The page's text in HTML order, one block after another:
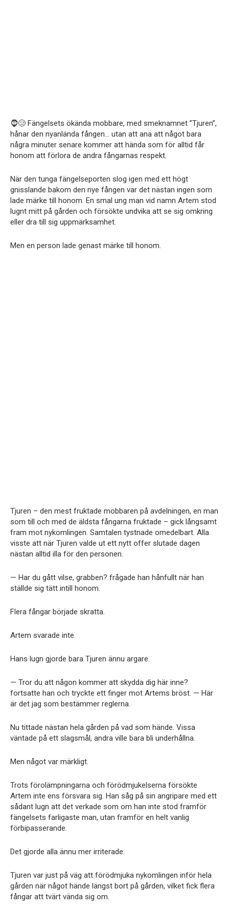
🧔😢 Fängelsets ökända mobbare, med smeknamnet ”Tjuren”,
hånar den nyanlända fången… utan att ana att något bara
några minuter senare kommer att hända som för alltid får
honom att förlora de andra fångarnas respekt.
När den tunga fängelseporten slog igen med ett högt
gnisslande bakom den nye fången var det nästan ingen som
lade märke till honom. En smal ung man vid namn Artem stod
lugnt mitt på gården och försökte undvika att se sig omkring
eller dra till sig uppmärksamhet.
Men en person lade genast märke till honom.
Tjuren – den mest fruktade mobbaren på avdelningen, en man
som till och med de äldsta fångarna fruktade – gick långsamt
fram mot nykomlingen. Samtalen tystnade omedelbart. Alla
visste att när Tjuren valde ut ett nytt offer slutade dagen
nästan alltid illa för den personen.
— Har du gått vilse, grabben? frågade han hånfullt när han
ställde sig tätt intill honom.
Flera fångar började skratta.
Artem svarade inte.
Hans lugn gjorde bara Tjuren ännu argare.
— Tror du att någon kommer att skydda dig här inne?
fortsatte han och tryckte ett finger mot Artems bröst. — Här
är det jag som bestämmer reglerna.
Nu tittade nästan hela gården på vad som hände. Vissa
väntade på ett slagsmål, andra ville bara bli underhållna.
Men något var märkligt.
Trots förolämpningarna och förödmjukelserna försökte
Artem inte ens försvara sig. Han såg på sin angripare med ett
sådant lugn att det verkade som om han inte stod framför
fängelsets farligaste man, utan framför en helt vanlig
förbipasserande.
Det gjorde alla ännu mer irriterade.
Tjuren var just på väg att förödmjuka nykomlingen inför hela
gården när något hände längst bort på gården, vilket fick flera
fångar att tvärt vända sig om.